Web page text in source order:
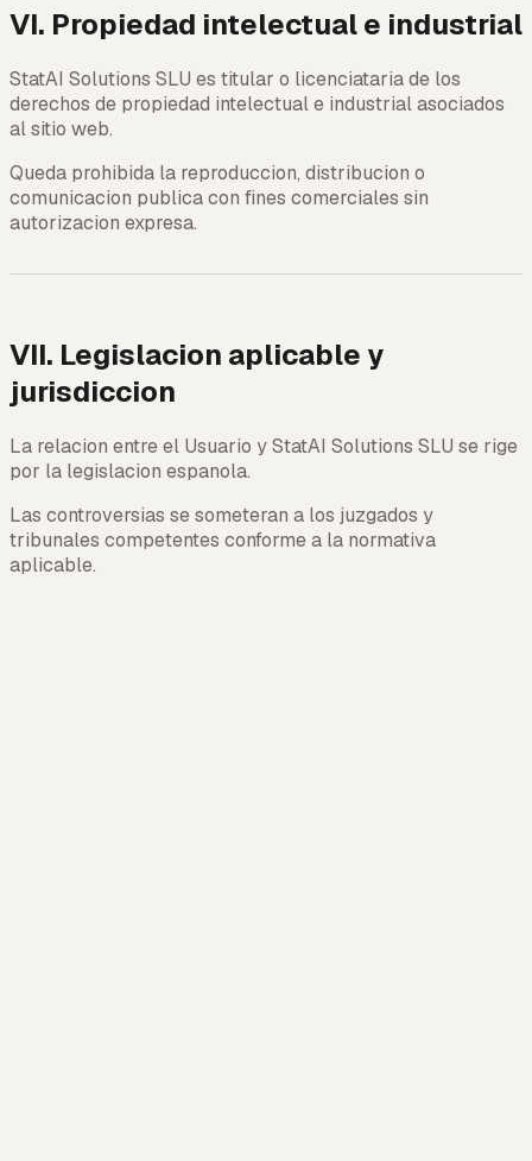
VI. Propiedad intelectual e industrial
StatAI Solutions SLU es titular o licenciataria de los
derechos de propiedad intelectual e industrial asociados
al sitio web.
Queda prohibida la reproduccion, distribucion o
comunicacion publica con fines comerciales sin
autorizacion expresa.
VII. Legislacion aplicable y
jurisdiccion
La relacion entre el Usuario y StatAI Solutions SLU se rige
por la legislacion espanola.
Las controversias se someteran a los juzgados y
tribunales competentes conforme a la normativa
aplicable.